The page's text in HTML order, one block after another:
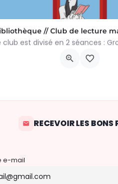
// Club de lecture
Rue des Mésanges Bleues 55
RECEVOIR LES BONS
e-mail